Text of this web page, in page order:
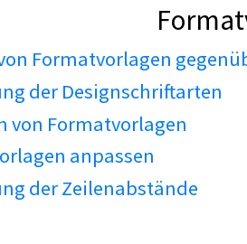
Formatvorlagen
der Designschriftarten
von Formatvorlagen
anpassen
der Zeilenabstände